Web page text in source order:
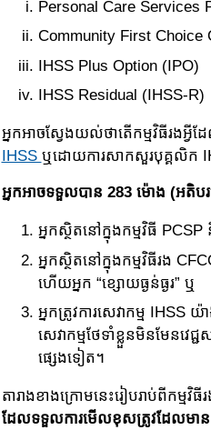
Personal Care Services
Community First Choice
IHSS Plus Option (IPO)
IHSS Residual (IHSS-R)
អ្នកអាចស្វែងយល់ថាតើកម្មវិធីរងអ្
IHSS ឬដោយ​ការ​សាក​សួរបុគ្គលិក
អ្នកអាចទទួលបាន 283 ម៉ោង (អតិប
អ្នកស្ថិតនៅក្នុងកម្មវិធី
អ្នកស្ថិតនៅក្នុងកម្មវិធីរង
ហើយអ្នក “ខ្សោយធ្ងន់ធ្ងរ” ឬ
អ្នកត្រូវការសេវាកម្ម
សេវាកម្ម​ថែទាំ​ខ្លួនមិនមែនវេជ្
ផ្សេងទៀត។
តារាងខាងក្រោមនេះរៀបរាប់ពីកម្
ដែល​ទទួលការ​មើល​ខុស​ត្រូវ​ដែល​មានក